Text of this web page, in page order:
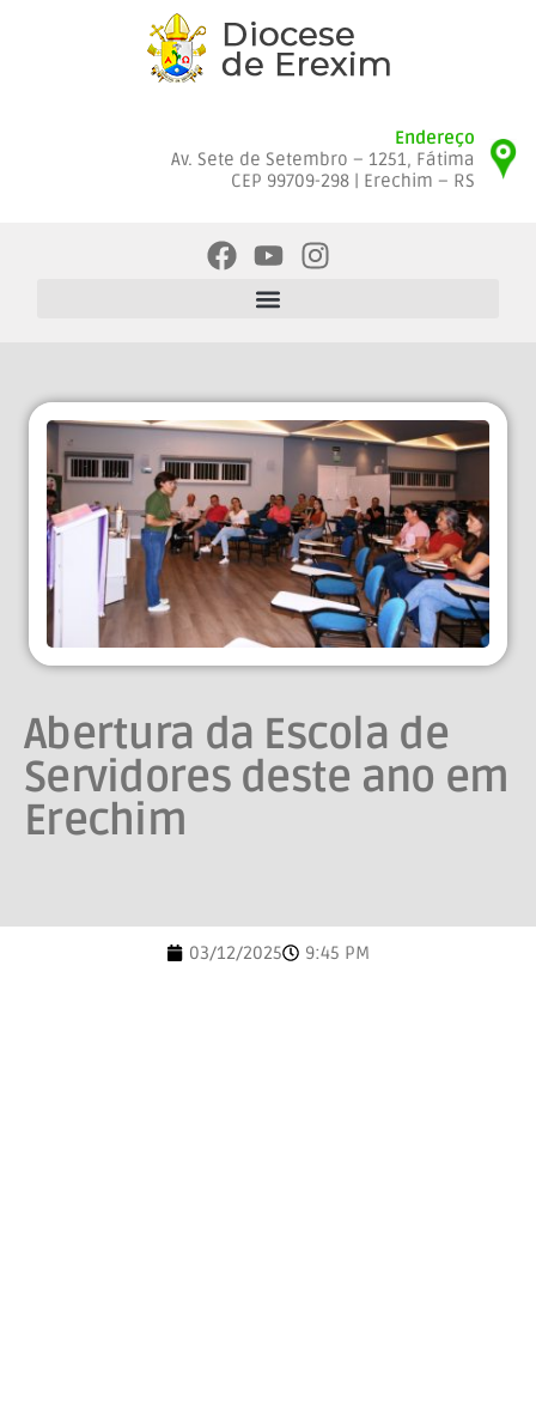
Endereço
Av. Sete de Setembro – 1251, Fátima
CEP 99709-298 | Erechim – RS
Abertura da Escola de
Servidores deste ano em
Erechim
03/12/2025 9:45 PM